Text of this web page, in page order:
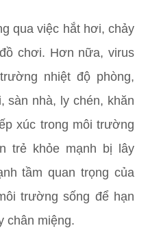
qua việc hắt hơi, chảy
chơi. Hơn nữa, virus
nhiệt độ phòng,
sàn nhà, ly chén, khăn
xúc trong môi trường
trẻ khỏe mạnh bị lây
tầm quan trọng của
trường sống để hạn
chân miệng.